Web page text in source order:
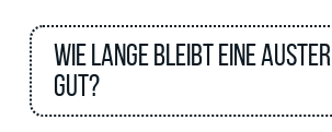
Wie lange bleibt eine Auster
gut?